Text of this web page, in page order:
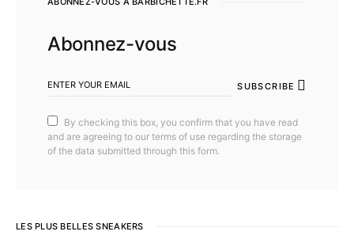
Abonnez-vous
SUBSCRIBE
By checking this box, you confirm that you have read
and are agreeing to our terms of use regarding the storage
of the data submitted through this form.
LES PLUS BELLES SNEAKERS